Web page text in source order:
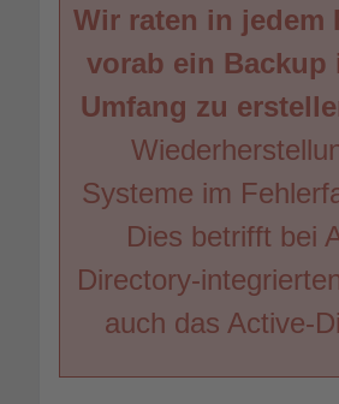
Wir raten in jedem
vorab ein Backup
Umfang zu
Systeme im
Dies betrifft bei
Directory-
auch das Active-